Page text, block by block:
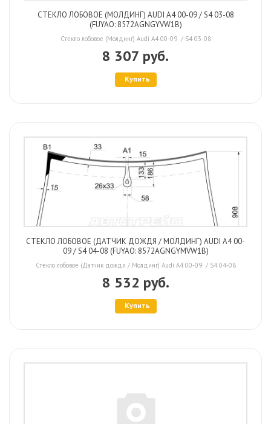
СТЕКЛО ЛОБОВОЕ (МОЛДИНГ) AUDI A4 00-09 / S4 03-08
(FUYAO: 8572AGNGYVW1B)
Стекло лобовое (Молдинг) Audi A4 00-09 / S4 03-08
8 307 руб.
Купить
СТЕКЛО ЛОБОВОЕ (ДАТЧИК ДОЖДЯ / МОЛДИНГ) AUDI A4 00-
09 / S4 04-08 (FUYAO: 8572AGNGYMVW1B)
Стекло лобовое (Датчик дождя / Молдинг) Audi A4 00-09 / S4 04-08
8 532 руб.
Купить